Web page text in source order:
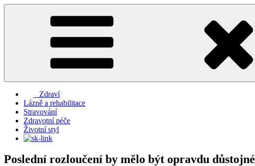
Přejít
Zdraví
Lázně a rehabilitace
Stravování
Zdravotní péče
Životní styl
Poslední rozloučení by mělo být opravdu důstojné